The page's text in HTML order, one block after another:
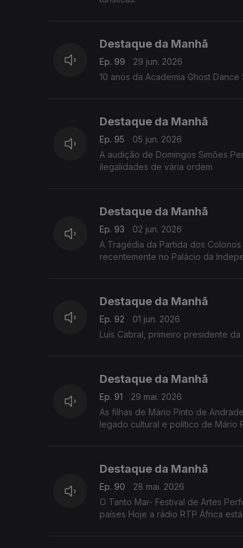
Destaque da Manhã
Ep. 99
29 jun. 2026
10 anos da Academia Ghost
Destaque da Manhã
Ep. 95
05 jun. 2026
A audição de Domingos Simões
ilegalidades de vária ordem
Destaque da Manhã
Ep. 93
02 jun. 2026
A Tragédia da Partida dos
recentemente no Palácio da
Destaque da Manhã
Ep. 92
01 jun. 2026
Luís Cabral, primeiro presidente
Destaque da Manhã
Ep. 91
29 mai. 2026
As filhas de Mário Pinto de
legado cultural e político de Mário
Destaque da Manhã
Ep. 90
28 mai. 2026
O Tanto Mar- Festival de Artes
países Hoje a rádio RTP África